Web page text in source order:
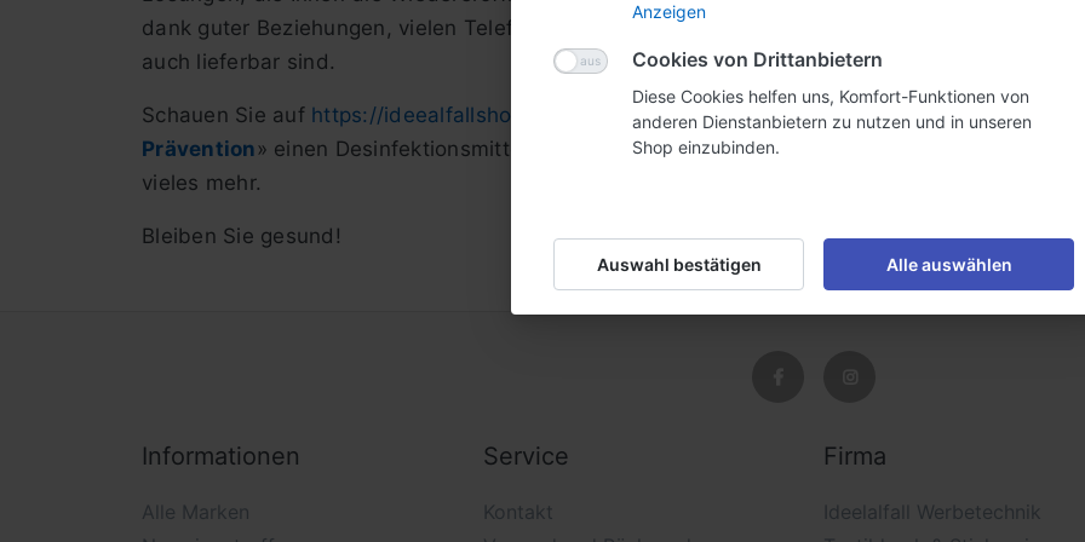
dank guter Beziehungen, vielen Telefonanrufen und unzähligen E-Mails gelungen, Produkte
auch lieferbar sind.
Schauen Sie auf https://ideealfallshop.biz/praeventionvorbei. Neben den bewährten
Prävention» einen Desinfektionsmittelspender – mit oder ohne Desinfektionsmittel,
vieles mehr.
Bleiben Sie gesund!
Informationen
Alle Marken
Service
Kontakt
Firma
Ideelalfall Werbetechnik
Anzeigen
Cookies von Drittanbietern
Diese Cookies helfen uns, Komfort-Funktionen von
anderen Dienstanbietern zu nutzen und in unseren
Shop einzubinden.
Auswahl bestätigen Alle auswählen